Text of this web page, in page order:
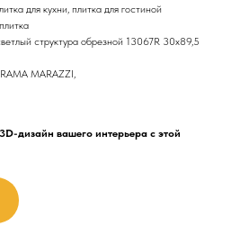
для кухни, плитка для гостиной
структура обрезной 13067R 30х89,5
MARAZZI,
дизайн вашего интерьера с этой